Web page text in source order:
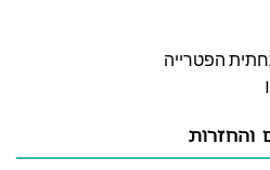
והחזרות